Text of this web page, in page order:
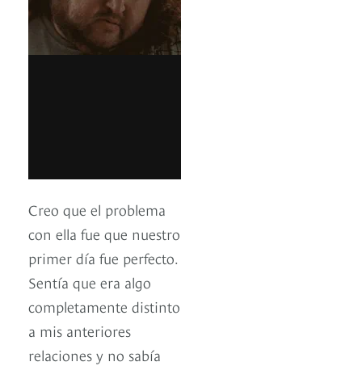
Creo que el problema
con ella fue que nuestro
primer día fue perfecto.
Sentía que era algo
completamente distinto
a mis anteriores
relaciones y no sabía